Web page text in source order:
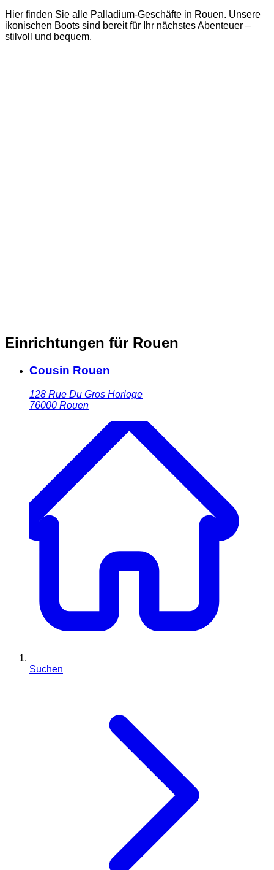
Hier finden Sie alle Palladium-Geschäfte in Rouen. Unsere
ikonischen Boots sind bereit für Ihr nächstes Abenteuer –
stilvoll und bequem.
Einrichtungen für Rouen
Cousin Rouen
128 Rue Du Gros Horloge
76000 Rouen
Suchen